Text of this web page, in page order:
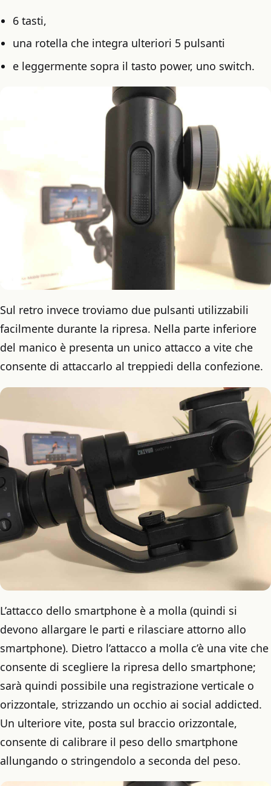
6 tasti,
una rotella che integra ulteriori 5 pulsanti
e leggermente sopra il tasto power, uno switch.
Sul retro invece troviamo due pulsanti utilizzabili
facilmente durante la ripresa. Nella parte inferiore
del manico è presenta un unico attacco a vite che
consente di attaccarlo al treppiedi della confezione.
L’attacco dello smartphone è a molla (quindi si
devono allargare le parti e rilasciare attorno allo
smartphone). Dietro l’attacco a molla c’è una vite che
consente di scegliere la ripresa dello smartphone;
sarà quindi possibile una registrazione verticale o
orizzontale, strizzando un occhio ai social addicted.
Un ulteriore vite, posta sul braccio orizzontale,
consente di calibrare il peso dello smartphone
allungando o stringendolo a seconda del peso.